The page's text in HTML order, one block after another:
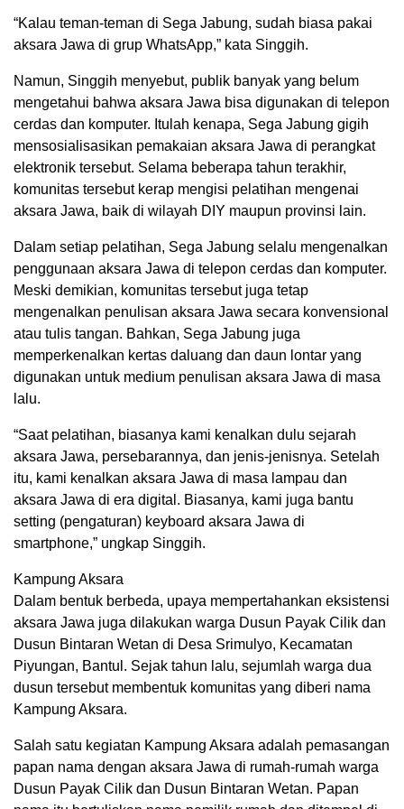
“Kalau teman-teman di Sega Jabung, sudah biasa pakai
aksara Jawa di grup WhatsApp,” kata Singgih.
Namun, Singgih menyebut, publik banyak yang belum
mengetahui bahwa aksara Jawa bisa digunakan di telepon
cerdas dan komputer. Itulah kenapa, Sega Jabung gigih
mensosialisasikan pemakaian aksara Jawa di perangkat
elektronik tersebut. Selama beberapa tahun terakhir,
komunitas tersebut kerap mengisi pelatihan mengenai
aksara Jawa, baik di wilayah DIY maupun provinsi lain.
Dalam setiap pelatihan, Sega Jabung selalu mengenalkan
penggunaan aksara Jawa di telepon cerdas dan komputer.
Meski demikian, komunitas tersebut juga tetap
mengenalkan penulisan aksara Jawa secara konvensional
atau tulis tangan. Bahkan, Sega Jabung juga
memperkenalkan kertas daluang dan daun lontar yang
digunakan untuk medium penulisan aksara Jawa di masa
lalu.
“Saat pelatihan, biasanya kami kenalkan dulu sejarah
aksara Jawa, persebarannya, dan jenis-jenisnya. Setelah
itu, kami kenalkan aksara Jawa di masa lampau dan
aksara Jawa di era digital. Biasanya, kami juga bantu
setting (pengaturan) keyboard aksara Jawa di
smartphone,” ungkap Singgih.
Kampung Aksara
Dalam bentuk berbeda, upaya mempertahankan eksistensi
aksara Jawa juga dilakukan warga Dusun Payak Cilik dan
Dusun Bintaran Wetan di Desa Srimulyo, Kecamatan
Piyungan, Bantul. Sejak tahun lalu, sejumlah warga dua
dusun tersebut membentuk komunitas yang diberi nama
Kampung Aksara.
Salah satu kegiatan Kampung Aksara adalah pemasangan
papan nama dengan aksara Jawa di rumah-rumah warga
Dusun Payak Cilik dan Dusun Bintaran Wetan. Papan